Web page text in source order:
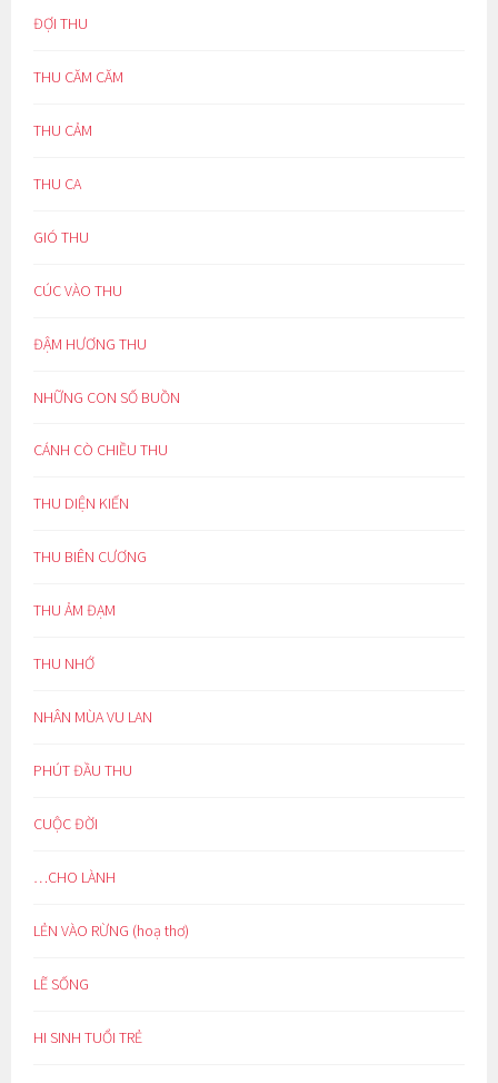
ĐỢI THU
THU CĂM CĂM
THU CẢM
THU CA
GIÓ THU
CÚC VÀO THU
ĐẬM HƯƠNG THU
NHỮNG CON SỐ BUỒN
CÁNH CÒ CHIỀU THU
THU DIỆN KIẾN
THU BIÊN CƯƠNG
THU ẢM ĐẠM
THU NHỚ
NHÂN MÙA VU LAN
PHÚT ĐẦU THU
CUỘC ĐỜI
…CHO LÀNH
LẺN VÀO RỪNG (hoạ thơ)
LẼ SỐNG
HI SINH TUỔI TRẺ